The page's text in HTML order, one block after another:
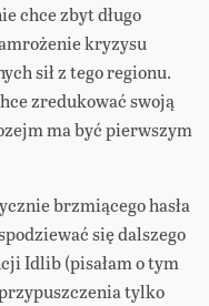
chce zbyt długo
kryzysu
sił z tego regionu.
zredukować swoją
ma być pierwszym
brzmiącego hasła
się dalszego
Idlib (pisałam o tym
tylko